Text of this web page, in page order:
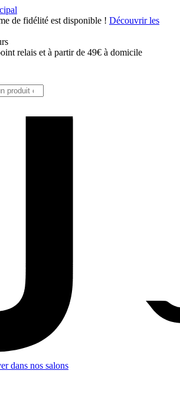
de fidélité est disponible ! Découvrir les
relais et à partir de 49€ à domicile
dans nos salons